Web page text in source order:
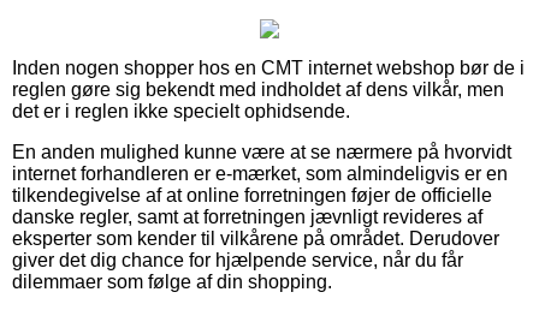
Inden nogen shopper hos en CMT internet webshop bør de i
reglen gøre sig bekendt med indholdet af dens vilkår, men
det er i reglen ikke specielt ophidsende.
En anden mulighed kunne være at se nærmere på hvorvidt
internet forhandleren er e-mærket, som almindeligvis er en
tilkendegivelse af at online forretningen føjer de officielle
danske regler, samt at forretningen jævnligt revideres af
eksperter som kender til vilkårene på området. Derudover
giver det dig chance for hjælpende service, når du får
dilemmaer som følge af din shopping.